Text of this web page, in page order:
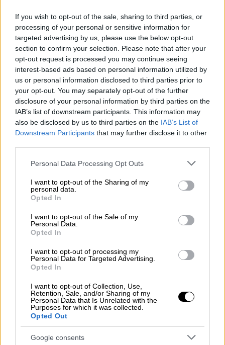
If you wish to opt-out of the sale, sharing to third parties, or
processing of your personal or sensitive information for
targeted advertising by us, please use the below opt-out
section to confirm your selection. Please note that after your
opt-out request is processed you may continue seeing
interest-based ads based on personal information utilized by
us or personal information disclosed to third parties prior to
your opt-out. You may separately opt-out of the further
disclosure of your personal information by third parties on the
IAB’s list of downstream participants. This information may
also be disclosed by us to third parties on the IAB’s List of
Downstream Participants that may further disclose it to other
Please note that this website/app uses one or more Google
not limited to your visit or usage behaviour. You may click to
grant or deny consent to Google and its third-party tags to
use your data for below specified purposes in below Google
consent section.
Personal Data Processing Opt Outs
I want to opt-out of the Sharing of my
personal data.
Opted In
I want to opt-out of the Sale of my
Personal Data.
Opted In
I want to opt-out of processing my
Personal Data for Targeted Advertising.
Opted In
I want to opt-out of Collection, Use,
Retention, Sale, and/or Sharing of my
Personal Data that Is Unrelated with the
Purposes for which it was collected.
Opted Out
Google consents
ΔΙΑΒΑΣΤΕ ΕΠΙΣΗΣ
Αθλητισμός 09.05.2022 12:18
Το σοκαριστικό μήνυμα που έλαβε ο
αρχιδιαιτητής Κλάτενμπεργκ: «Θα
σου σπάσουμε τα γόνατα»
Αθλητισμός|30.06.2022 08:53
Ανακοίνωσε Κλάτενμπεργκ η
ομοσπονδία της Αιγύπτου -
Ο ΠΑΟΚ από την πλευρά του εξήγησε ότι το
θέμα είναι εκτός ημερήσιας διάταξης και το
ΔΣ της Λίγκας είναι αναρμόδιο να
αλλά όχι να αποφασίσουμε», τόνισε η πλευρά
του Δικεφάλου του Βορρά που δεν τάχθηκε
υπέρ ή κατά και επιφυλάχθηκε να απαντήσει.
Από εκεί και πέρα, ΠΑΣ Γιάννινα, Αστέρας
Τρίπολης, Λαμία και Παναιτωλικός τάχθηκαν
υπέρ του Κλάτενμπεργκ ενώ ο Βόλος ήταν
απών. Ουσιαστικά οι έντεκα από τις 14